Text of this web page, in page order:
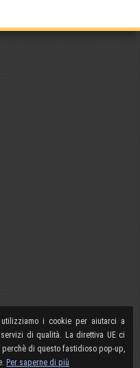
i cookie per aiutarci a
di qualità. La direttiva UE ci
di questo fastidioso pop-up,
Per saperne di più